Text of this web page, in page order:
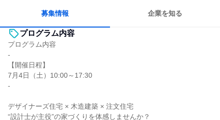
募集情報 企業を知る
プログラム内容
プログラム内容
-
【開催日程】
7月4日（土）10:00～17:30
-
デザイナーズ住宅 × 木造建築 × 注文住宅
“設計士が主役”の家づくりを体感しませんか？